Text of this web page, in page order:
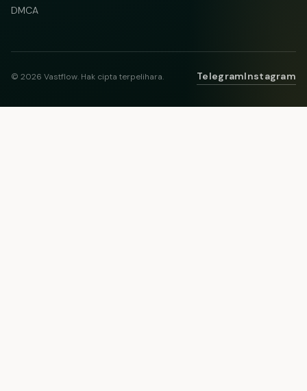
DMCA
© 2026 Vastflow. Hak cipta terpelihara. TelegramInstagram